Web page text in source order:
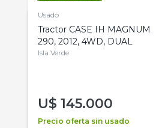
Usado
Tractor CASE IH MAGNUM
290, 2012, 4WD, DUAL
Isla Verde
U$ 145.000
Precio oferta sin usado